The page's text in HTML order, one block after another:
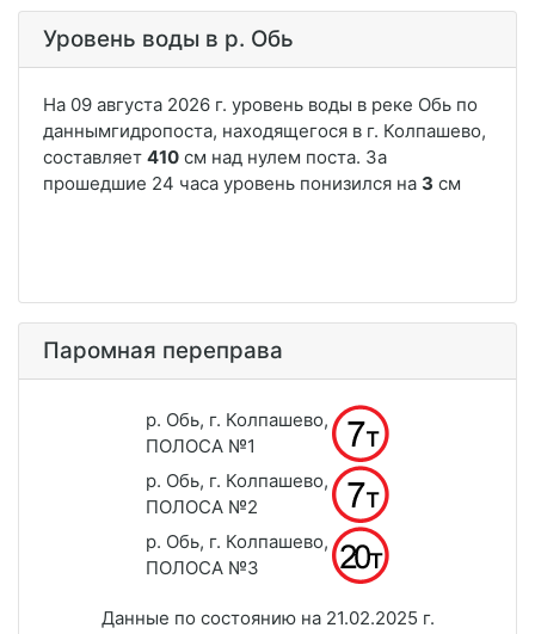
Уровень воды в р. Обь
Паромная переправа
р. Обь, г. Колпашево,
ПОЛОСА №1
р. Обь, г. Колпашево,
ПОЛОСА №2
р. Обь, г. Колпашево,
ПОЛОСА №3
Данные по состоянию на 21.02.2025 г.